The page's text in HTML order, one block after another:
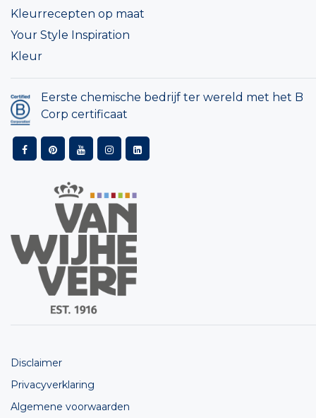
Kleurrecepten op maat
Your Style Inspiration
Kleur
Eerste chemische bedrijf ter wereld met het B
Corp certificaat
Disclaimer
Privacyverklaring
Algemene voorwaarden